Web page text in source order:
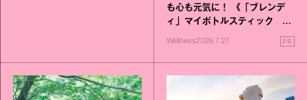
も心も元気に！ 《「ブレンデ
ィ」マイボトルスティック い
いこと毎日》シリーズが誕生
Wellness2026.7.27 PR